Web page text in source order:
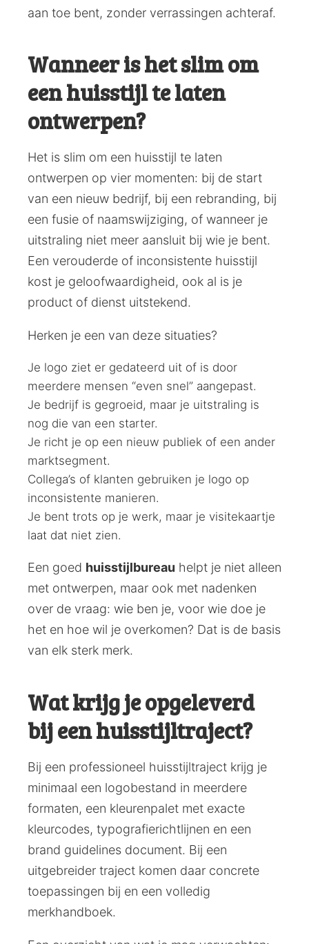
aan toe bent, zonder verrassingen achteraf.
Wanneer is het slim om
een huisstijl te laten
ontwerpen?
Het is slim om een huisstijl te laten
ontwerpen op vier momenten: bij de start
van een nieuw bedrijf, bij een rebranding, bij
een fusie of naamswijziging, of wanneer je
uitstraling niet meer aansluit bij wie je bent.
Een verouderde of inconsistente huisstijl
kost je geloofwaardigheid, ook al is je
product of dienst uitstekend.
Herken je een van deze situaties?
Je logo ziet er gedateerd uit of is door
meerdere mensen “even snel” aangepast.
Je bedrijf is gegroeid, maar je uitstraling is
nog die van een starter.
Je richt je op een nieuw publiek of een ander
marktsegment.
Collega’s of klanten gebruiken je logo op
inconsistente manieren.
Je bent trots op je werk, maar je visitekaartje
laat dat niet zien.
Een goed huisstijlbureau helpt je niet alleen
met ontwerpen, maar ook met nadenken
over de vraag: wie ben je, voor wie doe je
het en hoe wil je overkomen? Dat is de basis
van elk sterk merk.
Wat krijg je opgeleverd
bij een huisstijltraject?
Bij een professioneel huisstijltraject krijg je
minimaal een logobestand in meerdere
formaten, een kleurenpalet met exacte
kleurcodes, typografierichtlijnen en een
brand guidelines document. Bij een
uitgebreider traject komen daar concrete
toepassingen bij en een volledig
merkhandboek.